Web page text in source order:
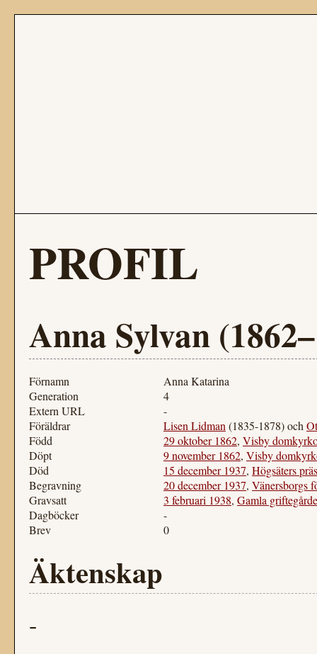
PROFIL
Anna Sylvan
Förnamn
Anna Katarina
Generation
4
Extern URL
-
Föräldrar
Lisen Lidman (1835-1878) och
Född
29 oktober 1862, Visby
Döpt
9 november 1862, Visby
Död
15 december 1937, Högsäters
Begravning
20 december 1937, Vänersborgs
Gravsatt
3 februari 1938, Gamla
Dagböcker
-
Brev
0
Äktenskap
-